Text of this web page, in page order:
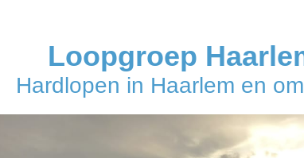
Loopgroep
Hardlopen in Haarlem en